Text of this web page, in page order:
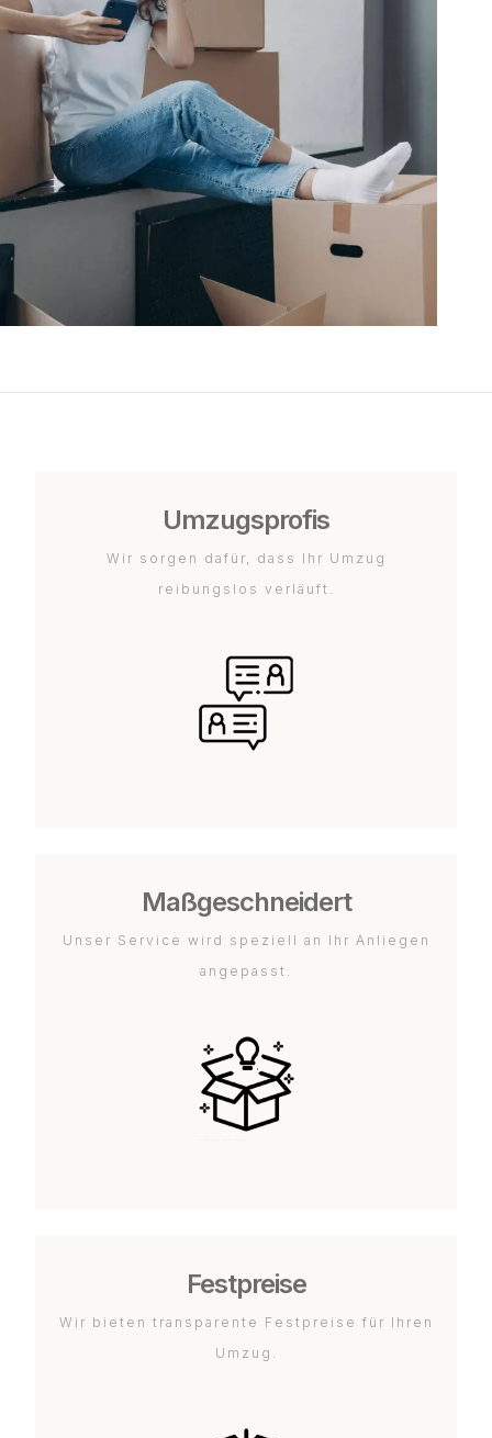
Umzugsprofis
Wir sorgen dafür, dass Ihr Umzug
reibungslos verläuft.
Maßgeschneidert
Unser Service wird speziell an Ihr Anliegen
angepasst.
Festpreise
Wir bieten transparente Festpreise für Ihren
Umzug.